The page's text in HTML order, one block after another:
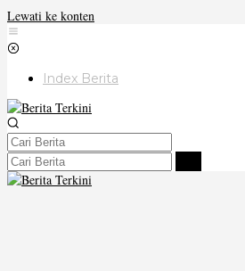
Lewati ke konten
Index Berita